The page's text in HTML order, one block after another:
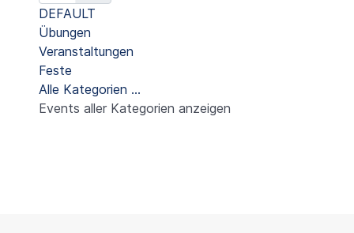
DEFAULT
Übungen
Veranstaltungen
Feste
Alle Kategorien ...
Events aller Kategorien anzeigen